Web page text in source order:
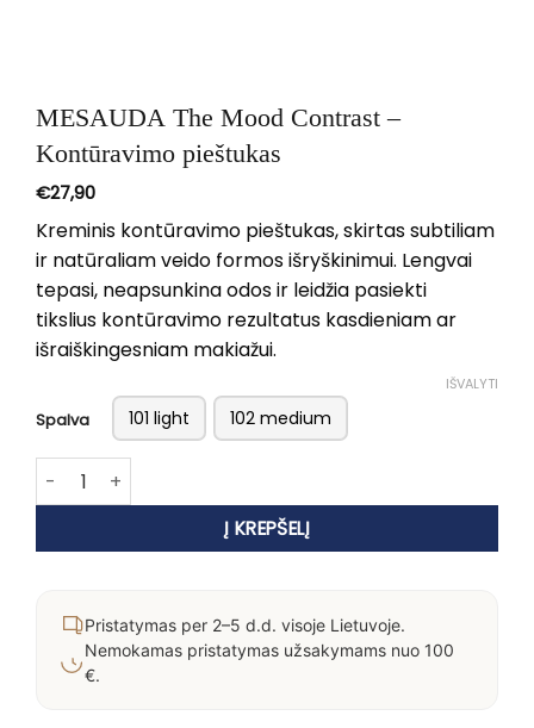
MESAUDA The Mood Contrast –
Kontūravimo pieštukas
€27,90
Kreminis kontūravimo pieštukas, skirtas subtiliam
ir natūraliam veido formos išryškinimui. Lengvai
tepasi, neapsunkina odos ir leidžia pasiekti
tikslius kontūravimo rezultatus kasdieniam ar
išraiškingesniam makiažui.
Spalva 101 light 102 medium
IŠVALYTI
produkto kiekis: MESAUDA The Mood Contrast –
Į KREPŠELĮ
Pristatymas per 2–5 d.d. visoje Lietuvoje.
Nemokamas pristatymas užsakymams nuo 100
€.